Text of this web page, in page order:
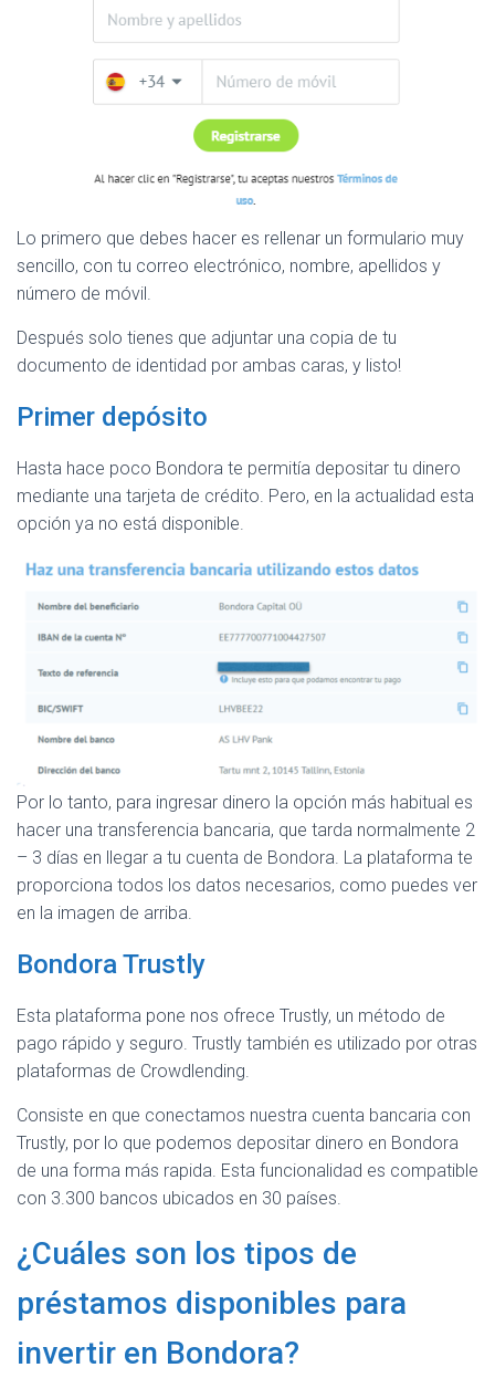
Lo primero que debes hacer es rellenar un formulario muy
sencillo, con tu correo electrónico, nombre, apellidos y
número de móvil.
Después solo tienes que adjuntar una copia de tu
documento de identidad por ambas caras, y listo!
Primer depósito
Hasta hace poco Bondora te permitía depositar tu dinero
mediante una tarjeta de crédito. Pero, en la actualidad esta
opción ya no está disponible.
Por lo tanto, para ingresar dinero la opción más habitual es
hacer una transferencia bancaria, que tarda normalmente 2
– 3 días en llegar a tu cuenta de Bondora. La plataforma te
proporciona todos los datos necesarios, como puedes ver
en la imagen de arriba.
Bondora Trustly
Esta plataforma pone nos ofrece Trustly, un método de
pago rápido y seguro. Trustly también es utilizado por otras
plataformas de Crowdlending.
Consiste en que conectamos nuestra cuenta bancaria con
Trustly, por lo que podemos depositar dinero en Bondora
de una forma más rapida. Esta funcionalidad es compatible
con 3.300 bancos ubicados en 30 países.
¿Cuáles son los tipos de
préstamos disponibles para
invertir en Bondora?